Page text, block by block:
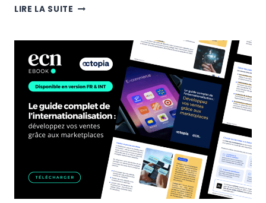
LIRE LA SUITE LE
DES
RETOURS
CLIENTS
:
DÉCOUVREZ
LA
MÉTHODE
D’UN
AILLEURS